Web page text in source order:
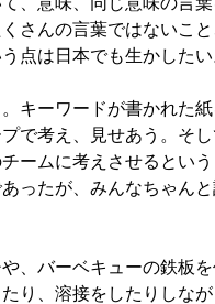
さんの言葉ではないこ
点は日本でも生かした
キーワードが書かれた
で考え、見せあう。そ
ームに考えさせるとい
ったが、みんなちゃん
、バーベキューの鉄板
り、溶接をしたりしな